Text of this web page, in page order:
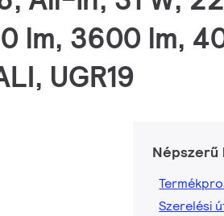
lm, 3600 lm,
UGR19
Szerelési